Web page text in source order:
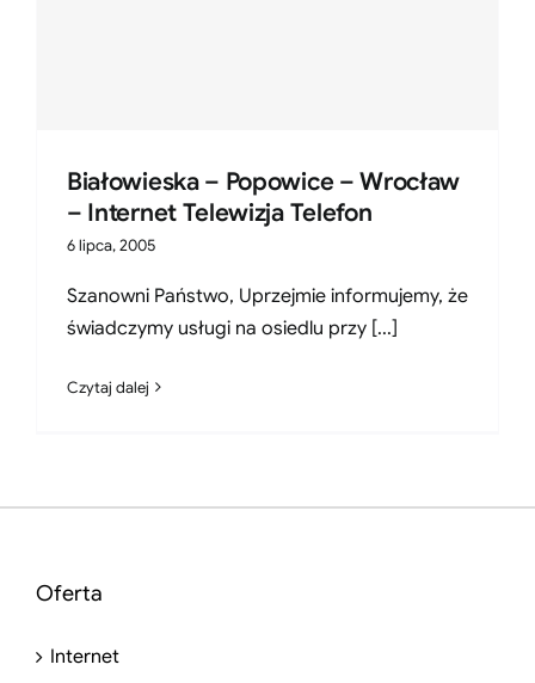
Białowieska – Popowice – Wrocław
– Internet Telewizja Telefon
6 lipca, 2005
Szanowni Państwo, Uprzejmie informujemy, że
świadczymy usługi na osiedlu przy [...]
Czytaj dalej
Oferta
Internet